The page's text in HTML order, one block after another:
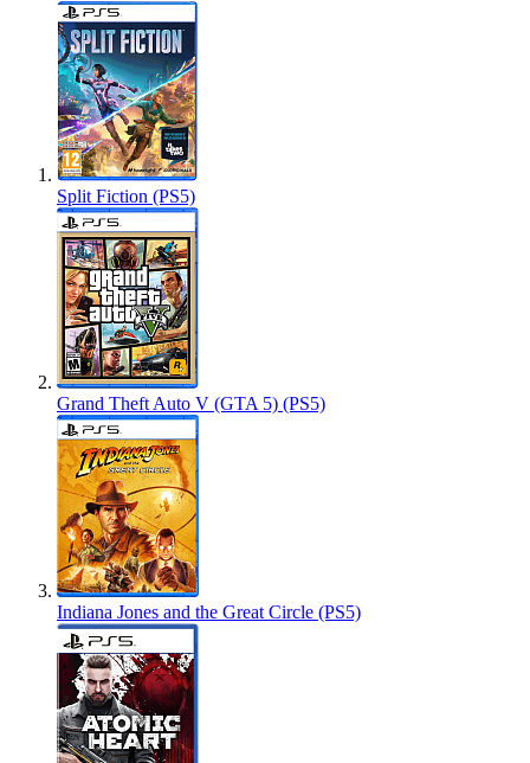
Split Fiction (PS5)
Grand Theft Auto V (GTA 5) (PS5)
Indiana Jones and the Great Circle (PS5)